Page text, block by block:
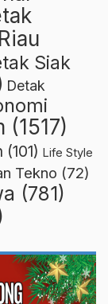
Siak
Detak
(1517)
(101) Life Style
Tekno (72)
(781)